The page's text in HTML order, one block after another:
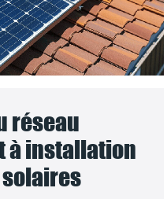
réseau
à installation
solaires